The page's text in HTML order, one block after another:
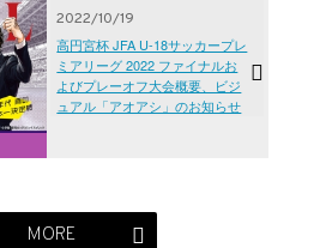
2022/10/19
高円宮杯 JFA U-18サッカープレ
ミアリーグ 2022 ファイナルお
よびプレーオフ大会概要、ビジ
ュアル「アオアシ」のお知らせ
MORE